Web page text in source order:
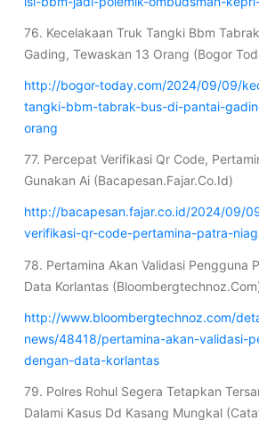
76. Kecelakaan Truk Tangki Bbm
Gading, Tewaskan 13 Orang (Bogor
http://bogor-today.com/2024/09/09/
tangki-bbm-tabrak-bus-di-pantai-
orang
77. Percepat Verifikasi Qr Code,
Gunakan Ai (Bacapesan.Fajar.Co.Id)
http://bacapesan.fajar.co.id/2024/09/
verifikasi-qr-code-pertamina-patra-
78. Pertamina Akan Validasi Pengguna
Data Korlantas
http://www.bloombergtechnoz.com/
news/48418/pertamina-akan-validasi-
dengan-data-korlantas
79. Polres Rohul Segera Tetapkan
Dalami Kasus Dd Kasang Mungkal